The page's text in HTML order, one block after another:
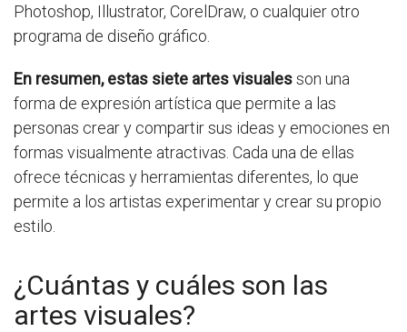
Photoshop, Illustrator, CorelDraw, o cualquier otro
programa de diseño gráfico.
En resumen, estas siete artes visualesson una
forma de expresión artística que permite a las
personas crear y compartir sus ideas y emociones en
formas visualmente atractivas. Cada una de ellas
ofrece técnicas y herramientas diferentes, lo que
permite a los artistas experimentar y crear su propio
estilo.
¿Cuántas y cuáles son las
artes visuales?